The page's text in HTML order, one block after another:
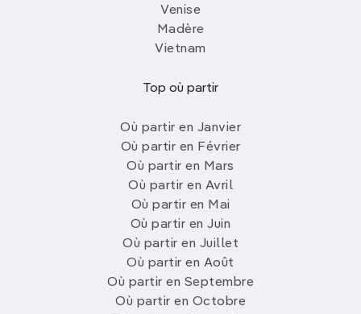
Venise
Madère
Vietnam
Top où partir
Où partir en Janvier
Où partir en Février
Où partir en Mars
Où partir en Avril
Où partir en Mai
Où partir en Juin
Où partir en Juillet
Où partir en Août
Où partir en Septembre
Où partir en Octobre